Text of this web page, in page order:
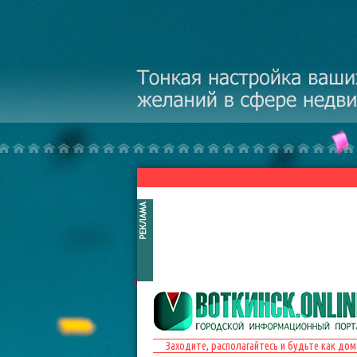
Заходите, располагайтесь и будьте как